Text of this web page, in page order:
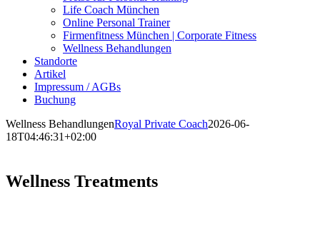
Life Coach München
Online Personal Trainer
Firmenfitness München | Corporate Fitness
Wellness Behandlungen
Standorte
Artikel
Impressum / AGBs
Buchung
Wellness BehandlungenRoyal Private Coach2026-06-
18T04:46:31+02:00
Wellness Treatments